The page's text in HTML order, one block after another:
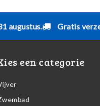
augustus. Gratis
een categorie